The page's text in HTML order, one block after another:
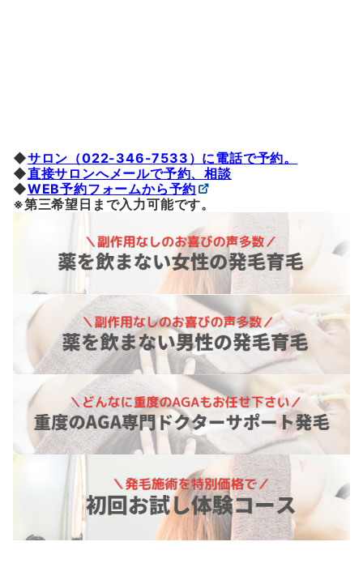
◆サロン（022-346-7533）に電話で予約。
◆直接サロンへメールで予約、相談
◆WEB予約フォームから予約
※第三希望日まで入力可能です。